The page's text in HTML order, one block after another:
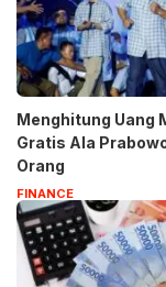
Menghitung Uang
Gratis Ala
Orang
FINANCE